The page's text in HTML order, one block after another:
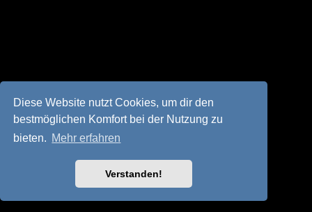
Diese Website nutzt Cookies, um dir den
bestmöglichen Komfort bei der Nutzung zu
bieten. Mehr erfahren
Verstanden!